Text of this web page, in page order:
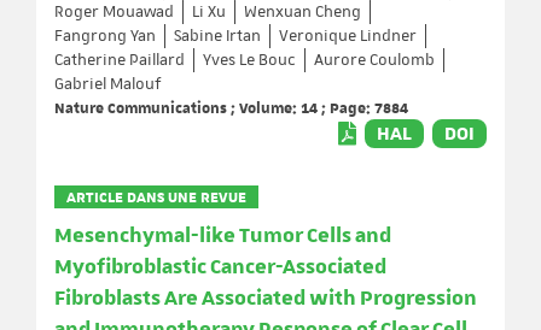
Roger Mouawad
Li Xu
Wenxuan Cheng
Fangrong Yan
Sabine Irtan
Veronique Lindner
Catherine Paillard
Yves Le Bouc
Aurore Coulomb
Gabriel Malouf
Nature Communications ; Volume: 14 ; Page: 7884
HAL DOI
ARTICLE DANS UNE REVUE
Mesenchymal-like Tumor Cells and
Myofibroblastic Cancer-Associated
Fibroblasts Are Associated with Progression